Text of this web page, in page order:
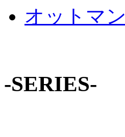
オットマン
-SERIES-